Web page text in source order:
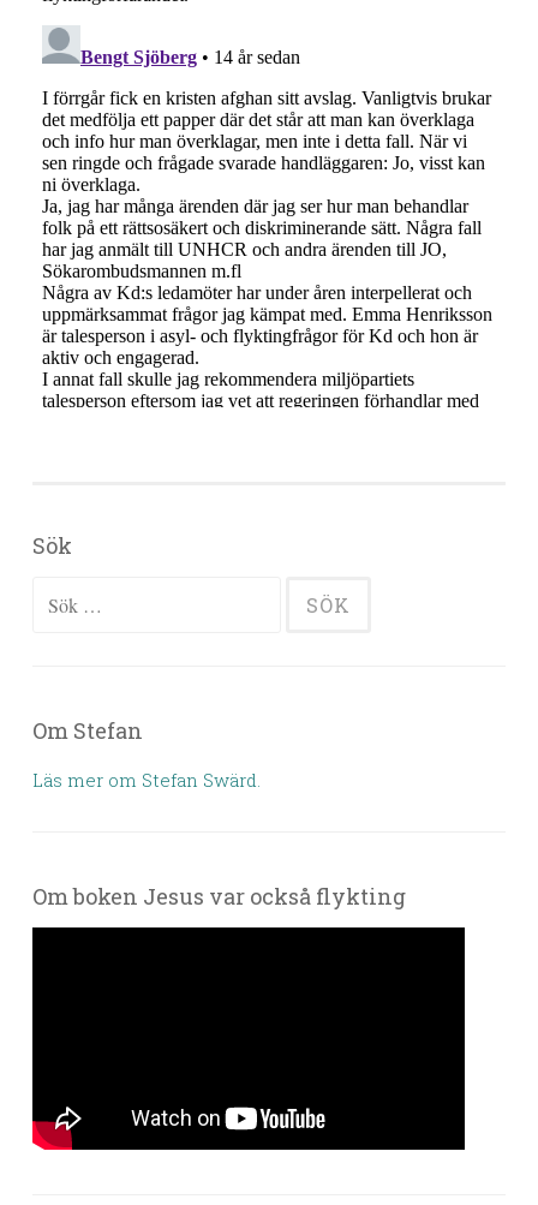
Sök
Sök efter:
Om Stefan
Läs mer om Stefan Swärd.
Om boken Jesus var också flykting